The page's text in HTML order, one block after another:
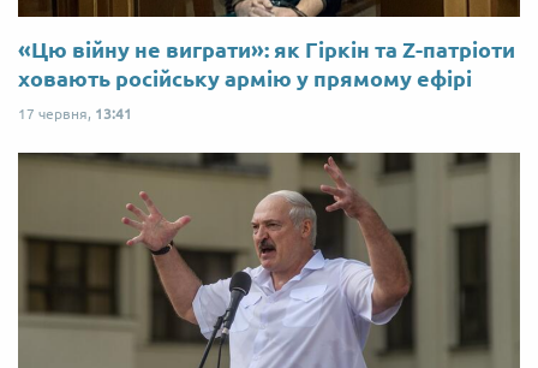
«Цю війну не виграти»: як Гіркін та Z-патріоти
ховають російську армію у прямому ефірі
17 червня, 13:41